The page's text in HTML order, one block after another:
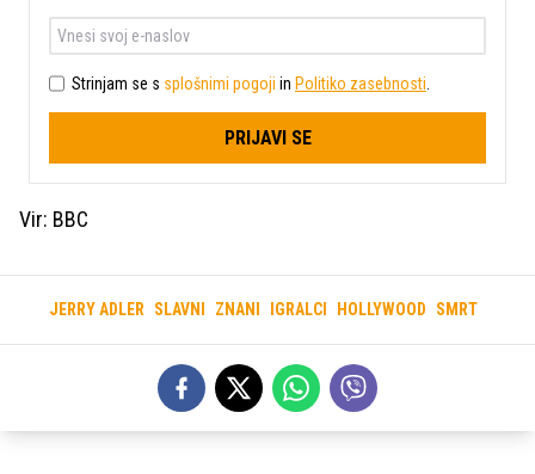
Strinjam se s splošnimi pogoji in Politiko zasebnosti
PRIJAVI SE
Vir: BBC
JERRY ADLER SLAVNI ZNANI IGRALCI HOLLYWOOD SMRT